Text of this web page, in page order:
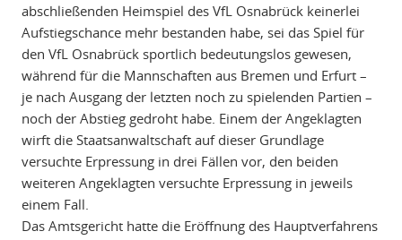
abschließenden Heimspiel des VfL Osnabrück keinerlei
Aufstiegschance mehr bestanden habe, sei das Spiel für
den VfL Osnabrück sportlich bedeutungslos gewesen,
während für die Mannschaften aus Bremen und Erfurt –
je nach Ausgang der letzten noch zu spielenden Partien –
noch der Abstieg gedroht habe. Einem der Angeklagten
wirft die Staatsanwaltschaft auf dieser Grundlage
versuchte Erpressung in drei Fällen vor, den beiden
weiteren Angeklagten versuchte Erpressung in jeweils
einem Fall.
Das Amtsgericht hatte die Eröffnung des Hauptverfahrens